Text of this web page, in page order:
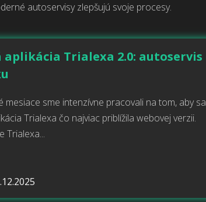
autoservisy zlepšujú svoje procesy.
aplikácia Trialexa 2.0: autoservis
mesiace sme intenzívne pracovali na tom, aby sa
Trialexa čo najviac priblížila webovej verzii.
Trialexa...